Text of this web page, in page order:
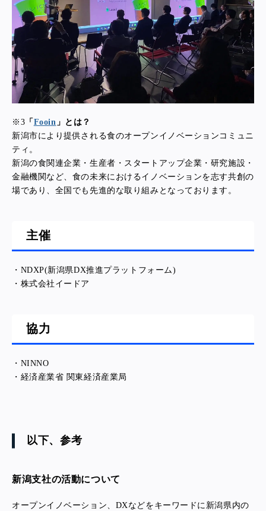
※3 「 Fooin 」とは？
新潟市により提供される食のオープンイノベーションコミュニ
ティ。
新潟の食関連企業・生産者・スタートアップ企業・研究施設・
金融機関など、食の未来におけるイノベーションを志す共創の
場であり、全国でも先進的な取り組みとなっております。
主催
・NDXP(新潟県DX推進プラットフォーム)
・株式会社イードア
協力
・NINNO
・経済産業省 関東経済産業局
以下、参考
新潟支社の活動について
オープンイノベーション、DXなどをキーワードに新潟県内の